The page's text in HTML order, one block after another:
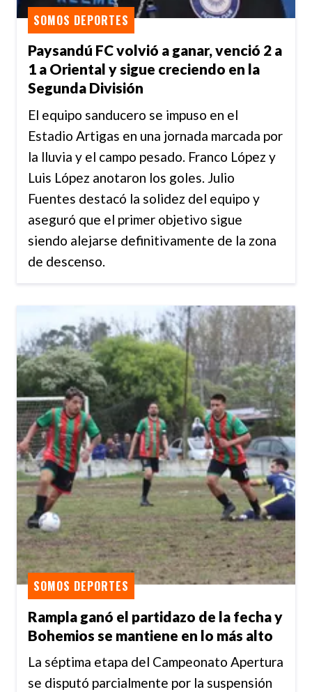
Paysandú FC volvió a ganar, venció 2 a
1 a Oriental y sigue creciendo en la
Segunda División
SOMOS DEPORTES
El equipo sanducero se impuso en el
Estadio Artigas en una jornada marcada por
la lluvia y el campo pesado. Franco López y
Luis López anotaron los goles. Julio
Fuentes destacó la solidez del equipo y
aseguró que el primer objetivo sigue
siendo alejarse definitivamente de la zona
de descenso.
Rampla ganó el partidazo de la fecha y
Bohemios se mantiene en lo más alto
SOMOS DEPORTES
La séptima etapa del Campeonato Apertura
se disputó parcialmente por la suspensión